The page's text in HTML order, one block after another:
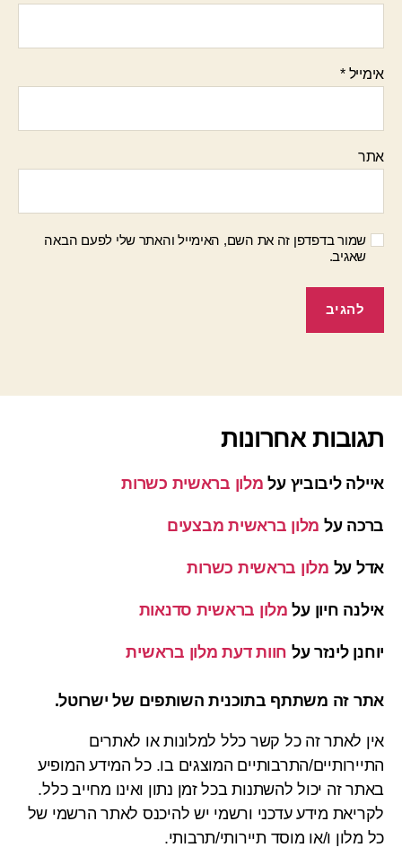
אימייל*
אתר
שמור בדפדפן זה את השם, האימייל והאתר שלי לפעם הבאה
שאגיב.
תגובות אחרונות
איילה ליבוביץ על מלון בראשית כשרות
ברכה על מלון בראשית מבצעים
אדל על מלון בראשית כשרות
אילנה חיון על מלון בראשית סדנאות
יוחנן לינזר על חוות דעת מלון בראשית
אתר זה משתתף בתוכנית השותפים של ישרוטל.
אין לאתר זה כל קשר כלל למלונות או לאתרים
התיירותיים/התרבותיים המוצגים בו. כל המידע המופיע
באתר זה יכול להשתנות בכל זמן נתון ואינו מחייב כלל.
לקריאת מידע עדכני ורשמי יש להיכנס לאתר הרשמי של
כל מלון ו/או מוסד תיירותי/תרבותי.